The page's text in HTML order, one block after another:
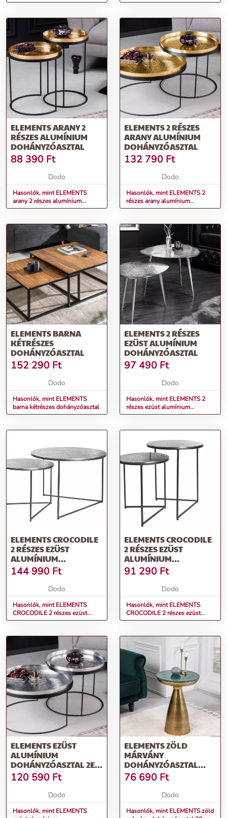
ELEMENTS ARANY 2
RÉSZES ALUMÍNIUM
DOHÁNYZÓASZTAL
88 390 Ft
Dodo
Hasonlók, mint ELEMENTS
arany 2 részes alumínium
dohányzóasztal
ELEMENTS 2 RÉSZES
ARANY ALUMÍNIUM
DOHÁNYZÓASZTAL
132 790 Ft
Dodo
Hasonlók, mint ELEMENTS 2
részes arany alumínium
dohányzóasztal
ELEMENTS BARNA
KÉTRÉSZES
DOHÁNYZÓASZTAL
152 290 Ft
Dodo
Hasonlók, mint ELEMENTS
barna kétrészes dohányzóasztal
ELEMENTS 2 RÉSZES
EZÜST ALUMÍNIUM
DOHÁNYZÓASZTAL
97 490 Ft
Dodo
Hasonlók, mint ELEMENTS 2
részes ezüst alumínium
dohányzóasztal
ELEMENTS CROCODILE
2 RÉSZES EZÜST
ALUMÍNIUM
DOHÁNYZÓASZTAL
60CM
144 990 Ft
Dodo
Hasonlók, mint ELEMENTS
CROCODILE 2 részes ezüst
alumínium dohányzóasztal
ELEMENTS CROCODILE
2 RÉSZES EZÜST
ALUMÍNIUM
DOHÁNYZÓASZTAL
40CM
91 290 Ft
Dodo
Hasonlók, mint ELEMENTS
CROCODILE 2 részes ezüst
alumínium dohányzóasztal
ELEMENTS EZÜST
ALUMÍNIUM
DOHÁNYZÓASZTAL 2ER
SET
120 590 Ft
Dodo
Hasonlók, mint ELEMENTS
ELEMENTS ZÖLD
MÁRVÁNY
DOHÁNYZÓASZTAL
30CM
76 690 Ft
Dodo
Hasonlók, mint ELEMENTS zöld